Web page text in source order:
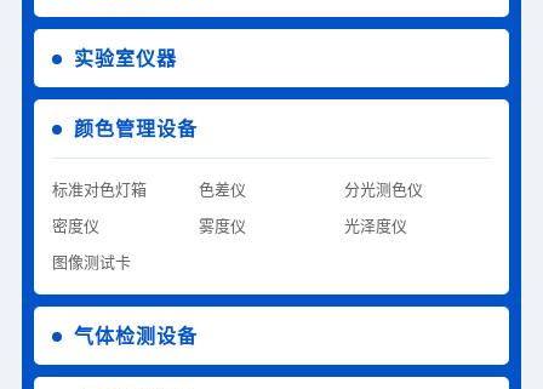
实验室仪器
颜色管理设备
标准对色灯箱 色差仪
分光测色仪
密度仪
雾度仪
光泽度仪
图像测试卡
气体检测设备